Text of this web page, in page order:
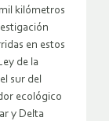
kilómetros
en estos
de la
sur del
ecológico
y Delta